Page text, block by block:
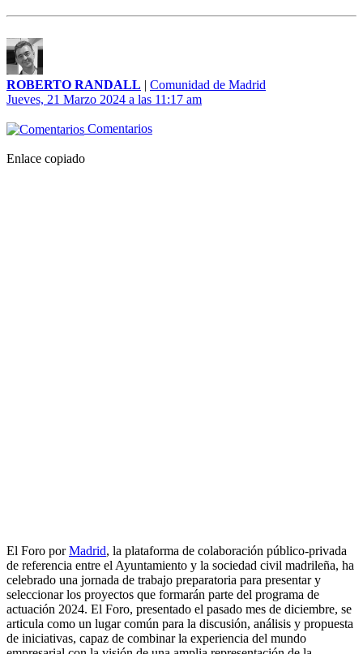
ROBERTO RANDALL | Comunidad de Madrid
Jueves, 21 Marzo 2024 a las 11:17 am
Comentarios
Enlace copiado
El Foro porMadrid, la plataforma de colaboración público-privada
de referencia entre el Ayuntamiento y la sociedad civil madrileña, ha
celebrado una jornada de trabajo preparatoria para presentar y
seleccionar los proyectos que formarán parte del programa de
actuación 2024. El Foro, presentado el pasado mes de diciembre, se
articula como un lugar común para la discusión, análisis y propuesta
de iniciativas, capaz de combinar la experiencia del mundo